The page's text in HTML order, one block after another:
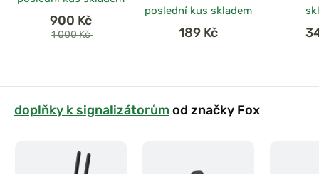
900 Kč
1 000 Kč
poslední kus skladem
189 Kč
doplňky k signalizátorůmod značky Fox